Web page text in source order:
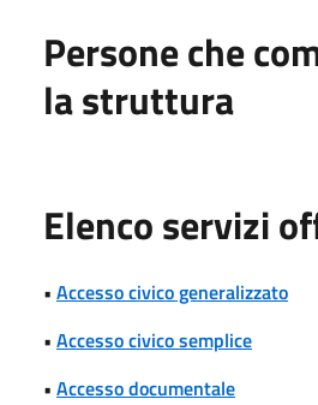
Persone che
la struttura
Elenco servizi
• Accesso civico generalizzato
• Accesso civico semplice
• Accesso documentale